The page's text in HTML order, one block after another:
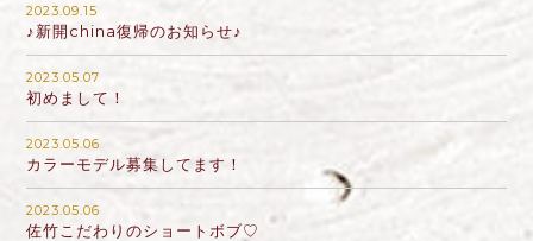
2023.09.15
♪新開china復帰のお知らせ♪
2023.05.07
初めまして！
2023.05.06
カラーモデル募集してます！
2023.05.06
佐竹こだわりのショートボブ♡